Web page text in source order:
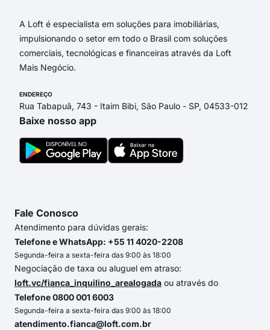
A Loft é especialista em soluções para imobiliárias,
impulsionando o setor em todo o Brasil com soluções
comerciais, tecnológicas e financeiras através da Loft
Mais Negócio.
ENDEREÇO
Rua Tabapuã, 743 - Itaim Bibi, São Paulo - SP, 04533-012
Baixe nosso app
Fale Conosco
Atendimento para dúvidas gerais:
Telefone e WhatsApp: +55 11 4020-2208
Segunda-feira a sexta-feira das 9:00 às 18:00
Negociação de taxa ou aluguel em atraso:
loft.vc/fianca_inquilino_arealogada ou através do
Telefone 0800 001 6003
Segunda-feira a sexta-feira das 9:00 às 18:00
atendimento.fianca@loft.com.br